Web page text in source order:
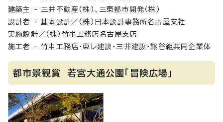
建築主 - 三井不動産（株）、三東都市開発（株）
設計者 - 基本設計／（株）日本設計事務所名古屋支社
実施設計／（株）竹中工務店名古屋支店
施工者 - 竹中工務店・東レ建設・三井建設・熊谷組共同企業体
都市景観賞 若宮大通公園「冒険広場」